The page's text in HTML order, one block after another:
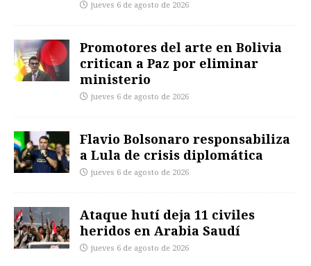
jueves 6 de agosto de 2026
Promotores del arte en Bolivia
critican a Paz por eliminar
ministerio
jueves 6 de agosto de 2026
Flavio Bolsonaro responsabiliza
a Lula de crisis diplomática
jueves 6 de agosto de 2026
Ataque hutí deja 11 civiles
heridos en Arabia Saudí
jueves 6 de agosto de 2026